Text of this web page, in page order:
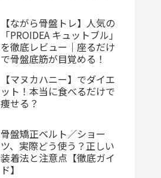
【ながら骨盤トレ】人気の
「PROIDEA キュットブル」
を徹底レビュー｜座るだけ
で骨盤底筋が目覚める！
【マヌカハニー】でダイエ
ット！本当に食べるだけで
痩せる？
骨盤矯正ベルト／ショー
ツ、実際どう使う？正しい
装着法と注意点【徹底ガイ
ド】